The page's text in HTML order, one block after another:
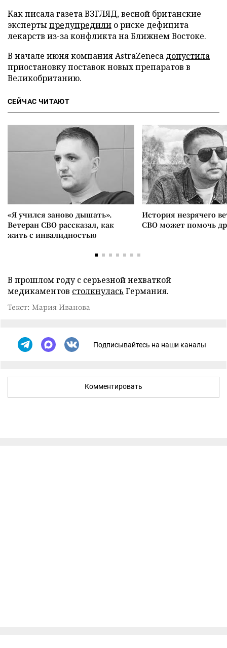
Как писала газета ВЗГЛЯД, весной британские
экспертыпредупредили о риске дефицита
лекарств из-за конфликта на Ближнем Востоке.
В начале июня компания AstraZeneca допустила
приостановку поставок новых препаратов в
Великобританию.
СЕЙЧАС ЧИТАЮТ
«Я учился заново дышать».
Ветеран СВО рассказал, как
жить с инвалидностью
История незрячего
СВО может помочь
В прошлом году с серьезной нехваткой
медикаментов столкнулась Германия.
Текст: Мария Иванова
Подписывайтесь на наши каналы
Комментировать